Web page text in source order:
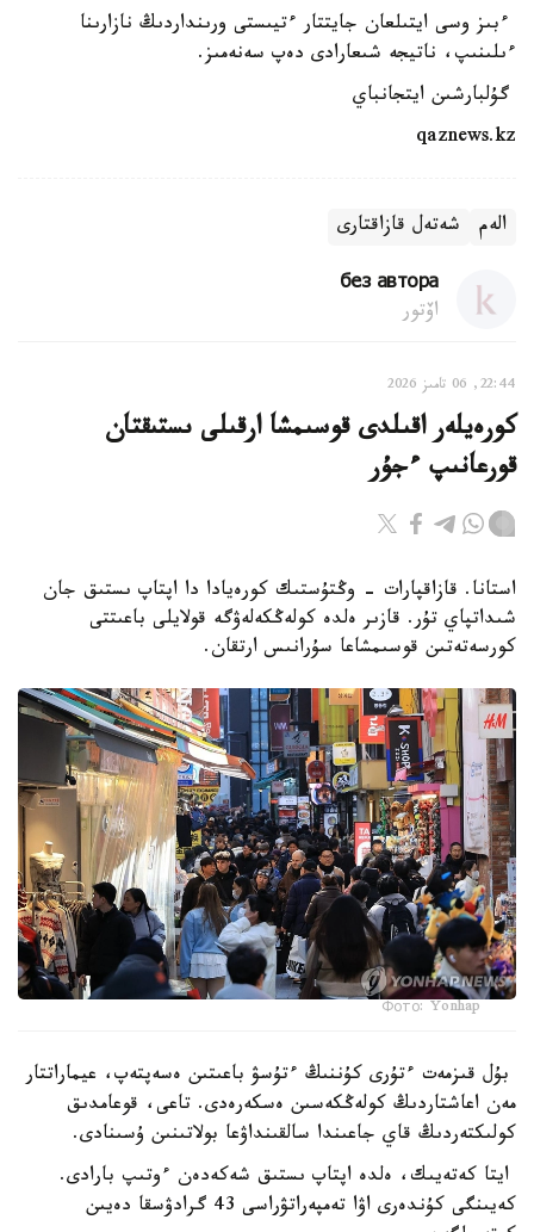
ءبىز وسى ايتىلعان جايتتار ءتيىستى ورىنداردىڭ نازارىنا
ءىلىنىپ، ناتيجە شىعارادى دەپ سەنەمىز.
گۇلبارشىن ايتجانباي
qaznews.kz
الەم شەتەل قازاقتارى
без автора
اۆتور
22:44, 06 تامىز 2026
كورەيلەر اقىلدى قوسىمشا ارقىلى ىستىقتان
قورعانىپ ءجۇر
استانا. قازاقپارات - وڭتۇستىك كورەيادا دا اپتاپ ىستىق جان
شىداتپاي تۇر. قازىر ەلدە كولەڭكەلەۋگە قولايلى باعىتتى
كورسەتەتىن قوسىمشاعا سۇرانىس ارتقان.
Фото: Yonhap
بۇل قىزمەت ءتۇرى كۇننىڭ ءتۇسۋ باعىتىن ەسەپتەپ، عيماراتتار
مەن اعاشتاردىڭ كولەڭكەسىن ەسكەرەدى. تاعى، قوعامدىق
كولىكتەردىڭ قاي جاعىندا سالقىنداۋعا بولاتىنىن ۇسىنادى.
ايتا كەتەيىك، ەلدە اپتاپ ىستىق شەكەدەن ءوتىپ بارادى.
كەيىنگى كۇندەرى اۋا تەمپەراتۋراسى 43 گرادۋسقا دەيىن